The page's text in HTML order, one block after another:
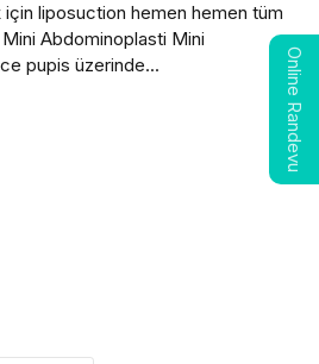
liposuction hemen hemen tüm
Mini Abdominoplasti Mini
pupis üzerinde...
Online Randevu